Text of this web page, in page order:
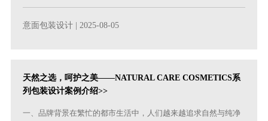
意面包装设计 | 2025-08-05
天然之选，呵护之美——NATURAL CARE COSMETICS系
列包装设计案例介绍>>
一、品牌背景‌在繁忙的都市生活中，人们越来越追求自然与纯净